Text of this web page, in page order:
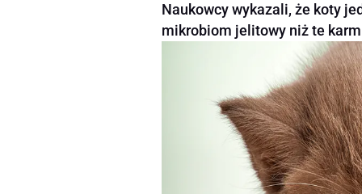
Naukowcy wykazali, że koty
mikrobiom jelitowy niż te